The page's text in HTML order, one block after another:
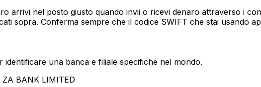
arrivi nel posto giusto quando invii o ricevi denaro attraverso i
sopra. Conferma sempre che il codice SWIFT che stai usando
una banca e filiale specifiche nel mondo.
BANK LIMITED